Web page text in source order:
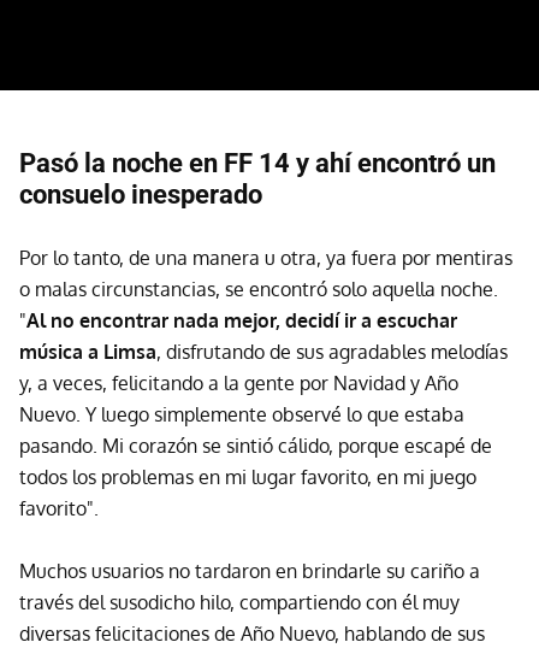
Pasó la noche en FF 14 y ahí encontró un
consuelo inesperado
Por lo tanto, de una manera u otra, ya fuera por mentiras
o malas circunstancias, se encontró solo aquella noche.
"Al no encontrar nada mejor, decidí ir a escuchar
música a Limsa, disfrutando de sus agradables melodías
y, a veces, felicitando a la gente por Navidad y Año
Nuevo. Y luego simplemente observé lo que estaba
pasando. Mi corazón se sintió cálido, porque escapé de
todos los problemas en mi lugar favorito, en mi juego
favorito".
Muchos usuarios no tardaron en brindarle su cariño a
través del susodicho hilo, compartiendo con él muy
diversas felicitaciones de Año Nuevo, hablando de sus